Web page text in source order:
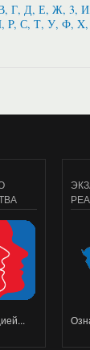
Г, Д, Е, Ж, 3,
P, С, Т, У, Ф,